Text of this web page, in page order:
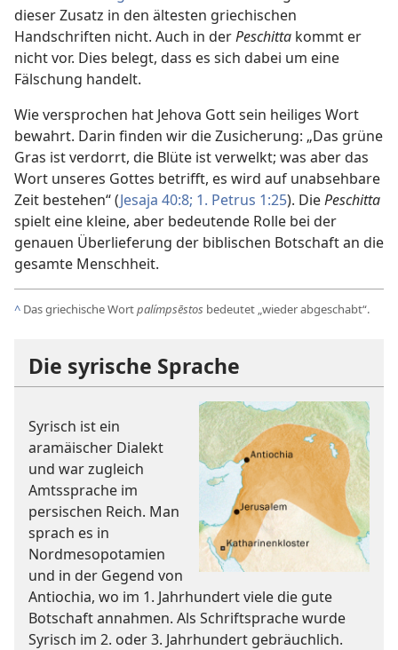
dieser Zusatz in den ältesten griechischen
Handschriften nicht. Auch in derPeschitta kommt er
nicht vor. Dies belegt, dass es sich dabei um eine
Fälschung handelt.
Wie versprochen hat Jehova Gott sein heiliges Wort
bewahrt. Darin finden wir die Zusicherung: „Das grüne
Gras ist verdorrt, die Blüte ist verwelkt; was aber das
Wort unseres Gottes betrifft, es wird auf unabsehbare
Zeit bestehen“ (Jesaja 40:8; 1. Petrus 1:25). DiePeschitta
spielt eine kleine, aber bedeutende Rolle bei der
genauen Überlieferung der biblischen Botschaft an die
gesamte Menschheit.
^ Das griechische Wortpalímpsēstos bedeutet „wieder abgeschabt“.
Die syrische Sprache
Syrisch ist ein
aramäischer Dialekt
und war zugleich
Amtssprache im
persischen Reich. Man
sprach es in
Nordmesopotamien
und in der Gegend von
Antiochia, wo im 1. Jahrhundert viele die gute
Botschaft annahmen. Als Schriftsprache wurde
Syrisch im 2. oder 3. Jahrhundert gebräuchlich.